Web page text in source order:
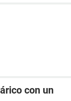
con un